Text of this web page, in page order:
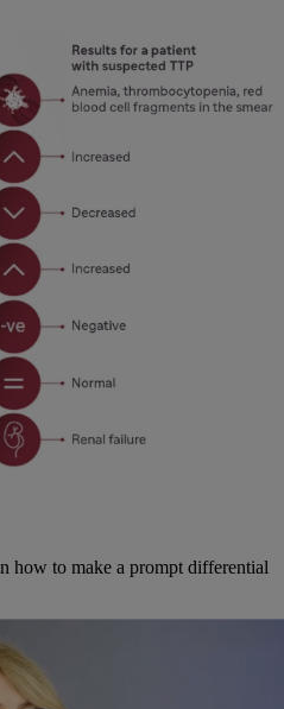
how to make a prompt differential